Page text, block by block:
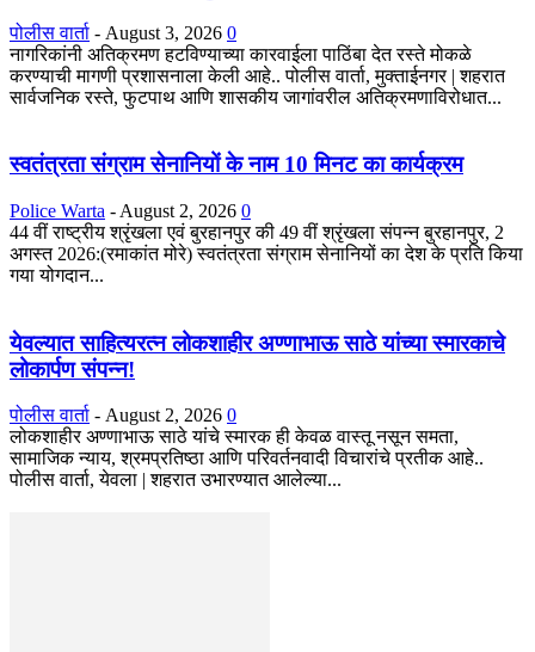
पोलीस वार्ता - August 3, 2026 0
नागरिकांनी अतिक्रमण हटविण्याच्या कारवाईला पाठिंबा देत रस्ते मोकळे
करण्याची मागणी प्रशासनाला केली आहे.. पोलीस वार्ता, मुक्ताईनगर | शहरात
सार्वजनिक रस्ते, फुटपाथ आणि शासकीय जागांवरील अतिक्रमणाविरोधात...
स्वतंत्रता संग्राम सेनानियों के नाम 10 मिनट का कार्यक्रम
Police Warta - August 2, 2026 0
44 वीं राष्ट्रीय श्रृंखला एवं बुरहानपुर की 49 वीं श्रृंखला संपन्न बुरहानपुर, 2
अगस्त 2026:(रमाकांत मोरे) स्वतंत्रता संग्राम सेनानियों का देश के प्रति किया
गया योगदान...
येवल्यात साहित्यरत्न लोकशाहीर अण्णाभाऊ साठे यांच्या स्मारकाचे
लोकार्पण संपन्न!
पोलीस वार्ता - August 2, 2026 0
लोकशाहीर अण्णाभाऊ साठे यांचे स्मारक ही केवळ वास्तू नसून समता,
सामाजिक न्याय, श्रमप्रतिष्ठा आणि परिवर्तनवादी विचारांचे प्रतीक आहे..
पोलीस वार्ता, येवला | शहरात उभारण्यात आलेल्या...